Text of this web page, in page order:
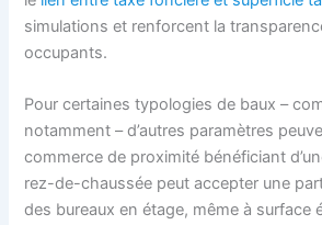
simulations et renforcent la
occupants.
Pour certaines typologies de baux –
notamment – d’autres paramètres
commerce de proximité bénéficiant
rez-de-chaussée peut accepter une
des bureaux en étage, même à surface